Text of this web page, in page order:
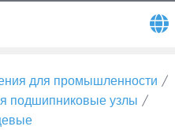
для промышленности
подшипниковые узлы